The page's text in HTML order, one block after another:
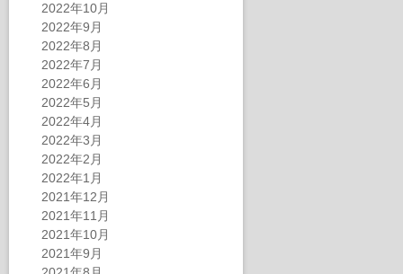
2022年10月
2022年9月
2022年8月
2022年7月
2022年6月
2022年5月
2022年4月
2022年3月
2022年2月
2022年1月
2021年12月
2021年11月
2021年10月
2021年9月